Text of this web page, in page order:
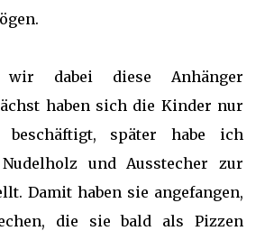
wir dabei diese Anhänger
haben sich die Kinder nur
später habe ich
und Ausstecher zur
Damit haben sie angefangen,
die sie bald als Pizzen